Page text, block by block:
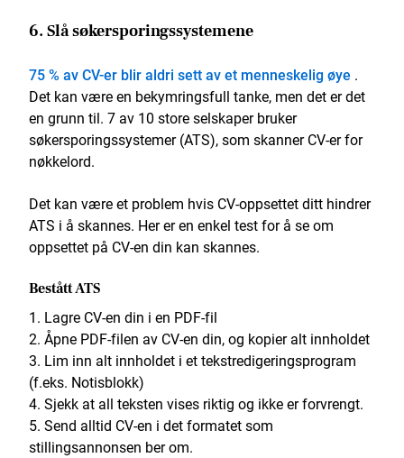
6. Slå søkersporingssystemene
75 % av CV-er blir aldri sett av et menneskelig øye .
Det kan være en bekymringsfull tanke, men det er det
en grunn til. 7 av 10 store selskaper bruker
søkersporingssystemer (ATS), som skanner CV-er for
nøkkelord.
Det kan være et problem hvis CV-oppsettet ditt hindrer
ATS i å skannes. Her er en enkel test for å se om
oppsettet på CV-en din kan skannes.
Bestått ATS
Lagre CV-en din i en PDF-fil
Åpne PDF-filen av CV-en din, og kopier alt innholdet
Lim inn alt innholdet i et tekstredigeringsprogram
(f.eks. Notisblokk)
Sjekk at all teksten vises riktig og ikke er forvrengt.
Send alltid CV-en i det formatet som
stillingsannonsen ber om.